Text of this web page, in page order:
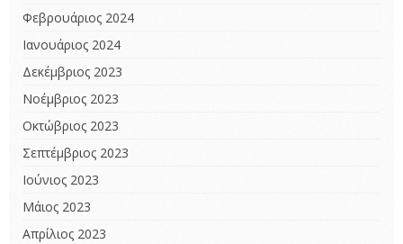
Φεβρουάριος 2024
Ιανουάριος 2024
Δεκέμβριος 2023
Νοέμβριος 2023
Οκτώβριος 2023
Σεπτέμβριος 2023
Ιούνιος 2023
Μάιος 2023
Απρίλιος 2023